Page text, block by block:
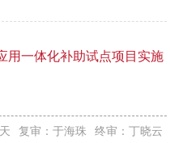
用一体化补助试点项目实施
复审：于海珠 终审：丁晓云